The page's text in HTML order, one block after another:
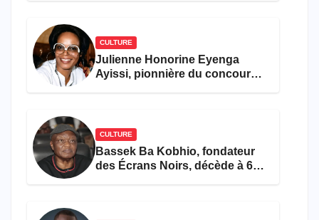
CULTURE
Julienne Honorine Eyenga
Ayissi, pionnière du concours
CULTURE
Bassek Ba Kobhio, fondateur
des Écrans Noirs, décède à 69